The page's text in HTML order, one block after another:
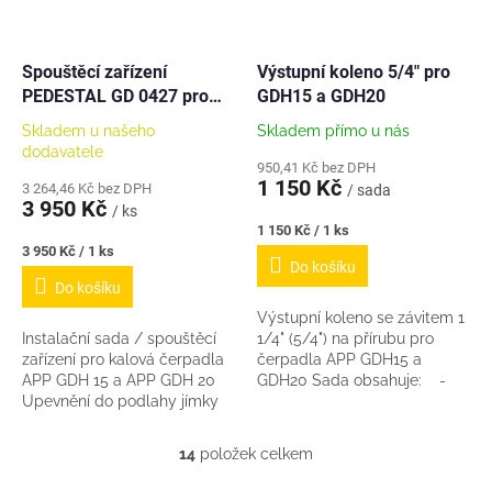
Spouštěcí zařízení
PEDESTAL GD 0427 pro
APP GDH 15 a 20
Skladem u našeho
dodavatele
3 264,46 Kč bez DPH
3 950 Kč / ks
Měrná
cena:
3 950 Kč / 1 ks
Do košíku
Instalační sada / spouštěcí
zařízení pro kalová čerpadla
APP GDH 15 a APP GDH 20
Upevnění do podlahy jímky
Výstupní koleno 5/4" pro
GDH15 a GDH20
Skladem přímo u nás
950,41 Kč bez DPH
1 150 Kč / sada
Měrná
cena:
1 150 Kč / 1 ks
Do košíku
Výstupní koleno se závitem 1
1/4" (5/4") na přírubu pro
čerpadla APP GDH15 a
GDH20 Sada obsahuje: -
O
14 položek celkem